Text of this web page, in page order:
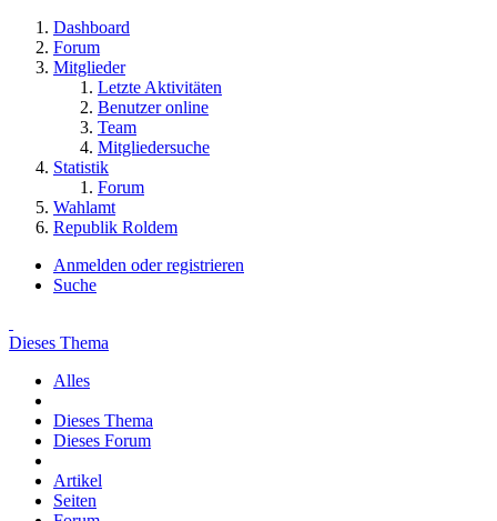
Dashboard
Forum
Mitglieder
Letzte Aktivitäten
Benutzer online
Team
Mitgliedersuche
Statistik
Forum
Wahlamt
Republik Roldem
Anmelden oder registrieren
Suche
Dieses Thema
Alles
Dieses Thema
Dieses Forum
Artikel
Seiten